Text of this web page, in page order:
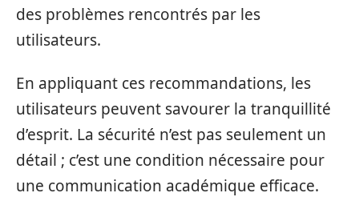
des problèmes rencontrés par les
utilisateurs.
En appliquant ces recommandations, les
utilisateurs peuvent savourer la tranquillité
d’esprit. La sécurité n’est pas seulement un
détail ; c’est une condition nécessaire pour
une communication académique efficace.